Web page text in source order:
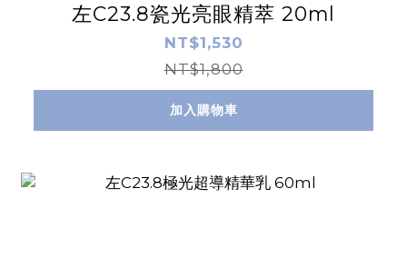
左C23.8瓷光亮眼精萃 20ml
NT$1,530
NT$1,800
加入購物車